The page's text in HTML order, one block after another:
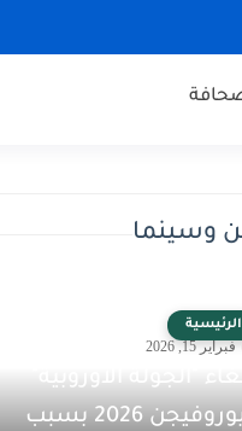
وسينما
الرئيسية
فبراير 15, 2026
"الجولة الأوروبية"
ليوروفيجن 2026 بسبب